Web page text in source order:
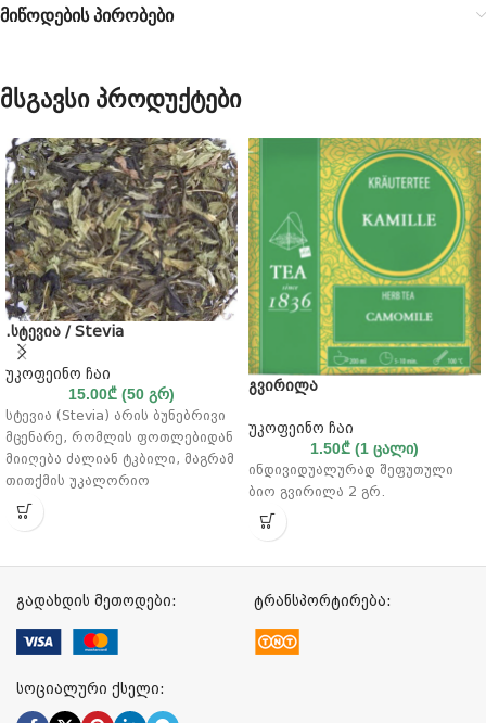
მიწოდების პირობები
მსგავსი პროდუქტები
.სტევია / Stevia
უკოფეინო ჩაი
15.00₾ (50 გრ)
სტევია (Stevia) არის ბუნებრივი
მცენარე, რომლის ფოთლებიდან
მიიღება ძალიან ტკბილი, მაგრამ
თითქმის უკალორიო
დამატკბობელი. მას ხშირად
იყენებენ შაქრის ჯანსაღ
გვირილა
უკოფეინო ჩაი
1.50₾ (1 ცალი)
ინდივიდუალურად შეფუთული
ბიო გვირილა 2 გრ.
გადახდის მეთოდები: ტრანსპორტირება:
სოციალური ქსელი: